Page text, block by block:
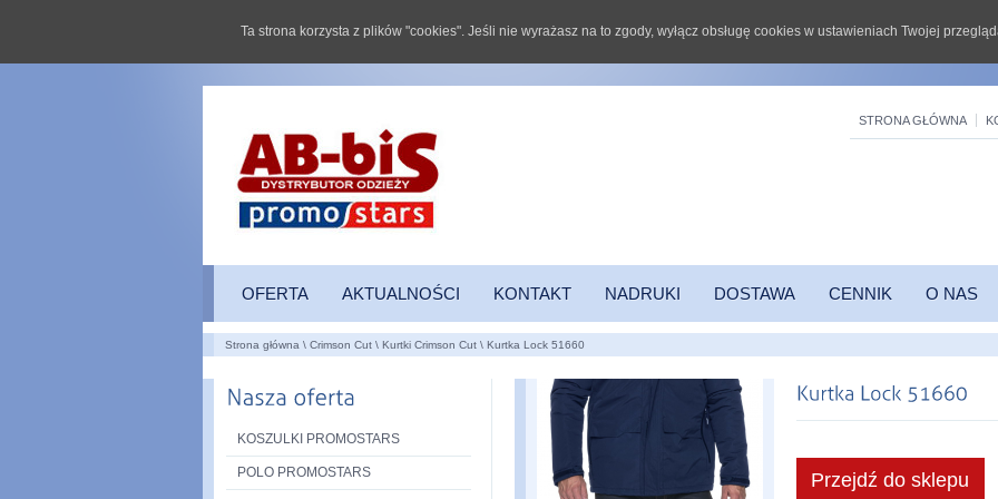
STRONA GŁÓWNA
OFERTA AKTUALNOŚCI KONTAKT NADRUKI DOSTAWA CENNIK O NAS
Strona główna \ Crimson Cut \ Kurtki Crimson Cut \ Kurtka Lock 51660
Przejdź do sklepu
KOSZULKI PROMOSTARS
POLO PROMOSTARS
Ta strona korzysta z plików "cookies". Jeśli nie wyrażasz na to zgody, wyłącz obsługę cookies w ustawieniach Twojej